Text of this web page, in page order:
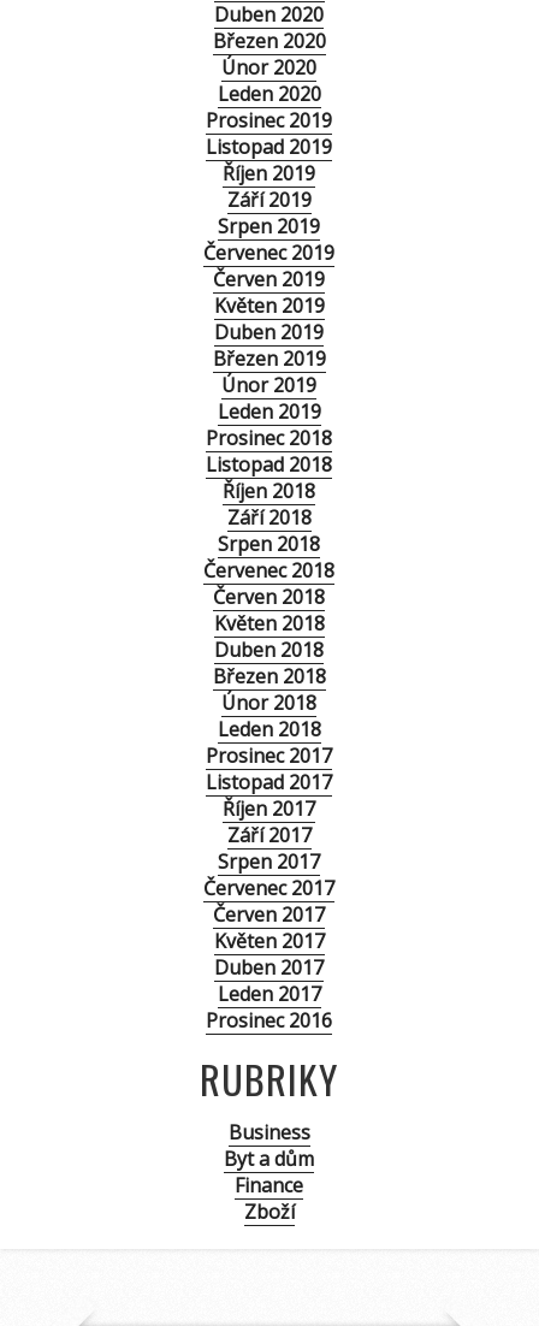
Duben 2020
Březen 2020
Únor 2020
Leden 2020
Prosinec 2019
Listopad 2019
Říjen 2019
Září 2019
Srpen 2019
Červenec 2019
Červen 2019
Květen 2019
Duben 2019
Březen 2019
Únor 2019
Leden 2019
Prosinec 2018
Listopad 2018
Říjen 2018
Září 2018
Srpen 2018
Červenec 2018
Červen 2018
Květen 2018
Duben 2018
Březen 2018
Únor 2018
Leden 2018
Prosinec 2017
Listopad 2017
Říjen 2017
Září 2017
Srpen 2017
Červenec 2017
Červen 2017
Květen 2017
Duben 2017
Leden 2017
Prosinec 2016
RUBRIKY
Business
Byt a dům
Finance
Zboží